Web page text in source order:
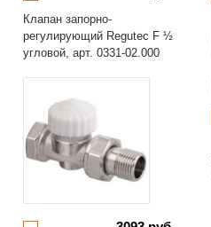
Клапан запорно-
регулирующий Regutec F ½
угловой, арт. 0331-02.000